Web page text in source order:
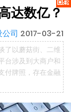
达数亿？
司 2017-03-21
了以蘑菇街、二维
台涉及到大商户和
付牌照，存在金融